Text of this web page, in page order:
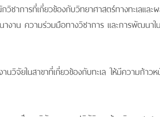
ชาการที่เกี่ยวข้องกับวิทยาศาสตร์ทางทะเลและผ
งาน ความร่วมมือทางวิชาการ และการพัฒนาใ
จัยในสาขาที่เกี่ยวข้องกับทะเล ให้มีความก้าว